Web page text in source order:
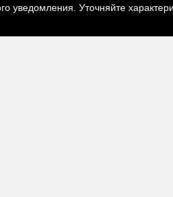
уведомления. Уточняйте